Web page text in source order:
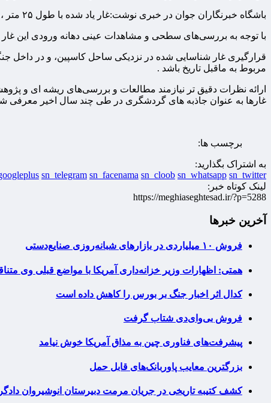
باشگاه خبرنگاران جوان در خبری نوشت:غار یاد شده با طول ۲۵ متر ،عرض حدود ۲ تا ۳ متر و ارتفاع بین یک تا ۳ متر است که بدلیل وضعیت توپوگرافی داخل غار این اعداد متغیر است .
با توجه به بررسی‌های سطحی و مشاهدات عینی دهانه ورودی این غار
قرارگیری غار شناسایی شده در نزدیکی ساحل کاسپین، و در داخل
مربوط به ماقبل تاریخ باشد .
غارها به عنوان جاذبه های گردشگری در طی چند سال اخیر معرفی
برچسب ها:
به اشتراک بگذارید:
sn_telegram sn_facenama sn_cloob sn_whatsapp sn_twitter
لینک کوتاه خبر:
https://meghiaseghtesad.ir/?p=5288
آخرین خبرها
فروش ۱۰ میلیاردی در بازارهای شبانه‌روزی صنایع‌دستی
همتی: اظهارات وزیر خزانه‌داری آمریکا با مواضع قبلی وی
کدال اثر اخبار جنگ بر بورس را کاهش داده است
فروش بی‌وای‌دی شتاب گرفت
پیشرفت‌های فناوری چین به مذاق آمریکا خوش نیامد
بزرگترین معایب پاوربانک‌های قابل حمل
کشف کتیبه تاریخی در جریان مرمت دبیرستان انوشیروان دادگر